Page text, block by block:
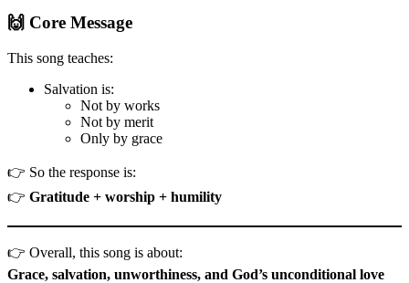
🙌 Core Message
This song teaches:
Salvation is:
Not by works
Not by merit
Only by grace
👉 So the response is:
👉 Gratitude + worship + humility
👉 Overall, this song is about:
Grace, salvation, unworthiness, and God’s unconditional love